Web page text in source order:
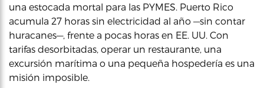
una estocada mortal para las PYMES. Puerto Rico
acumula 27 horas sin electricidad al año —sin contar
huracanes—, frente a pocas horas en EE. UU. Con
tarifas desorbitadas, operar un restaurante, una
excursión marítima o una pequeña hospedería es una
misión imposible.